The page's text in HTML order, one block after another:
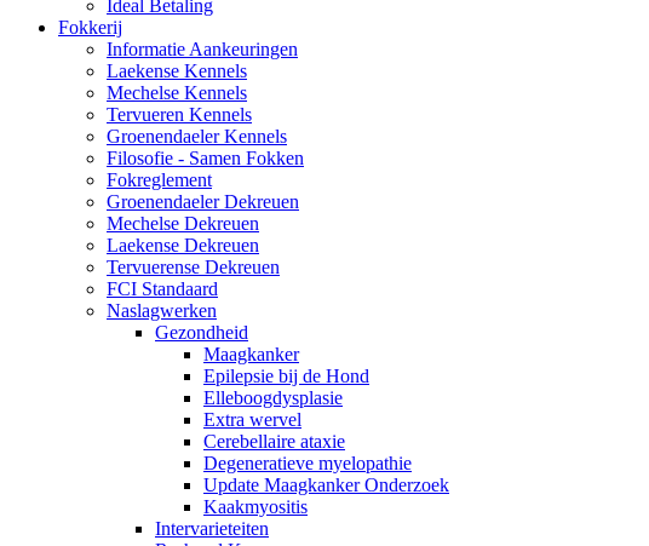
Ideal Betaling
Fokkerij
Informatie Aankeuringen
Laekense Kennels
Mechelse Kennels
Tervueren Kennels
Groenendaeler Kennels
Filosofie - Samen Fokken
Fokreglement
Groenendaeler Dekreuen
Mechelse Dekreuen
Laekense Dekreuen
Tervuerense Dekreuen
FCI Standaard
Naslagwerken
Gezondheid
Maagkanker
Epilepsie bij de Hond
Elleboogdysplasie
Extra wervel
Cerebellaire ataxie
Degeneratieve myelopathie
Update Maagkanker Onderzoek
Kaakmyositis
Intervarieteiten